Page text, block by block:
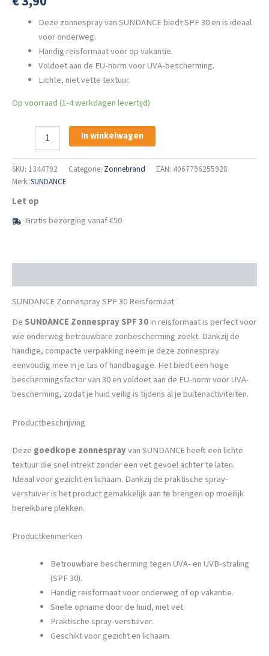
Deze zonnespray van SUNDANCE biedt SPF 30 en is ideaal
voor onderweg.
Handig reisformaat voor op vakantie.
Voldoet aan de EU-norm voor UVA-bescherming.
Lichte, niet vette textuur.
Op voorraad (1-4 werkdagen levertijd)
Zonnespray
30
Reisformaat
In winkelwagen
SKU: 1344792 Categorie: Zonnebrand
EAN: 4067796255928
Merk: SUNDANCE
Let op
Gratis bezorging vanaf €50
SUNDANCE Zonnespray SPF 30 Reisformaat
De SUNDANCE Zonnespray SPF 30in reisformaat is perfect voor
wie onderweg betrouwbare zonbescherming zoekt. Dankzij de
handige, compacte verpakking neem je deze zonnespray
eenvoudig mee in je tas of handbagage. Het biedt een hoge
beschermingsfactor van 30 en voldoet aan de EU-norm voor UVA-
bescherming, zodat je huid veilig is tijdens al je buitenactiviteiten.
Productbeschrijving
Deze goedkope zonnesprayvan SUNDANCE heeft een lichte
textuur die snel intrekt zonder een vet gevoel achter te laten.
Ideaal voor gezicht en lichaam. Dankzij de praktische spray-
verstuiver is het product gemakkelijk aan te brengen op moeilijk
bereikbare plekken.
Productkenmerken
Betrouwbare bescherming tegen UVA- en UVB-straling
(SPF 30).
Handig reisformaat voor onderweg of op vakantie.
Snelle opname door de huid, niet vet.
Praktische spray-verstuiver.
Geschikt voor gezicht en lichaam.